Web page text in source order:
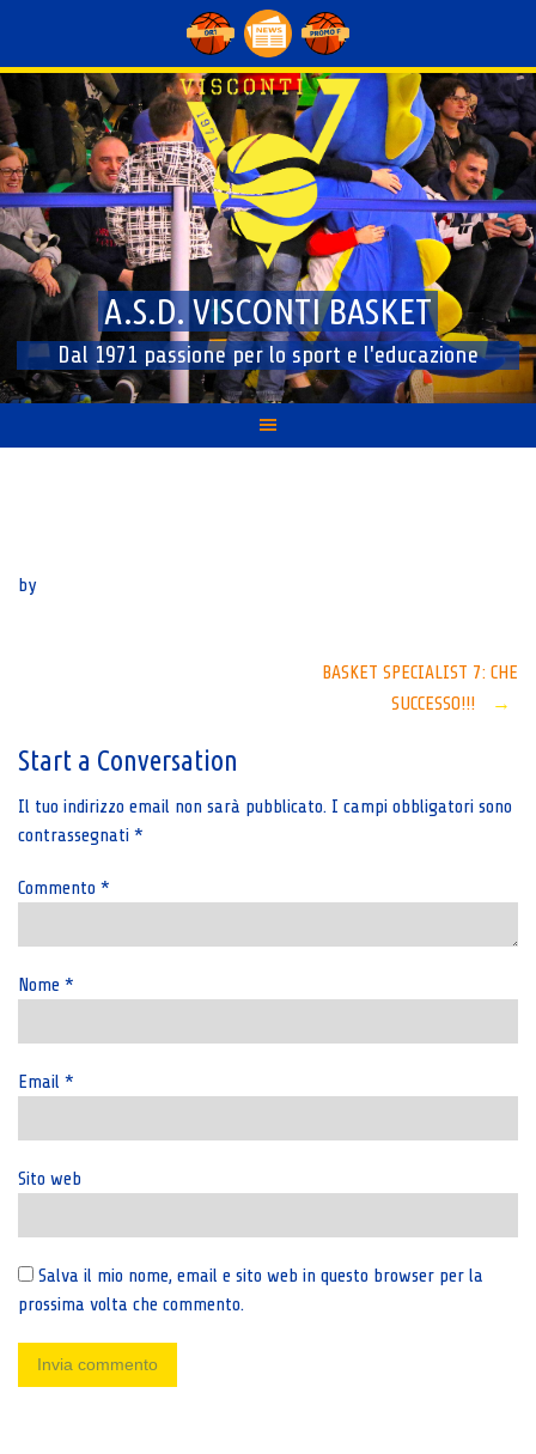
content
A.S.D. VISCONTI BASKET
Dal 1971 passione per lo sport e l'educazione
by
BASKET SPECIALIST 7: CHE
SUCCESSO!!!
→
Start a Conversation
Il tuo indirizzo email non sarà pubblicato. I campi obbligatori sono
contrassegnati *
Commento *
Nome *
Email *
Sito web
Salva il mio nome, email e sito web in questo browser per la
prossima volta che commento.